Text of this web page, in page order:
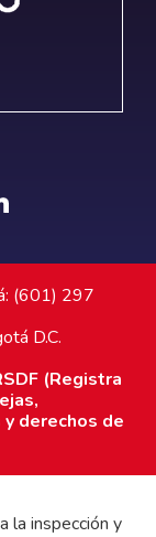
(601) 297
D.C.
(Registra
derechos de
la inspección y